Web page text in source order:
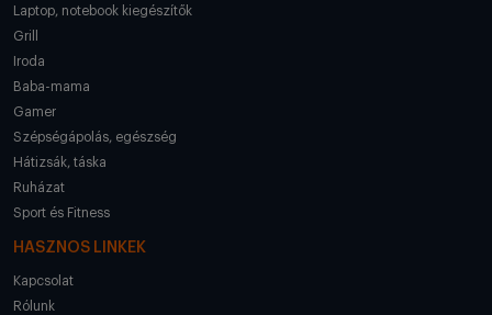
Laptop, notebook kiegészítők
Grill
Iroda
Baba-mama
Gamer
Szépségápolás, egészség
Hátizsák, táska
Ruházat
Sport és Fitness
HASZNOS LINKEK
Kapcsolat
Rólunk